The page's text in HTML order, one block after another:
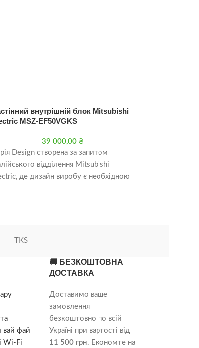
внутрішній блок Mitsubishi
MSZ-EF50VGKS
39 000,00 ₴
Design створена за запитом
відділення Mitsubishi
де дизайн виробу є необхідною
TKS
вай фай
Wi-Fi
🚚 БЕЗКОШТОВНА
ДОСТАВКА
Доставимо ваше
замовлення
безкоштовно по всій
Україні при вартості від
11 500 грн. Економте на